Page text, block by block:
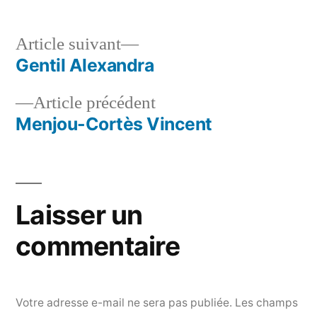
Navigation
de
l’article
Article précédentArticle
précédent :
Menjou-Cortès Vincent
Article suivant
Article
suivant :
Gentil Alexandra
Laisser un
commentaire
Votre adresse e-mail ne sera pas publiée. Les champs